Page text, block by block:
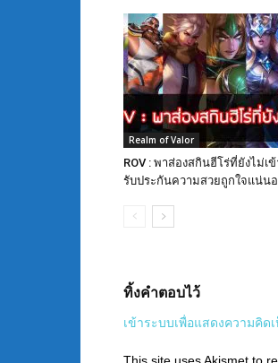
Realm of Valor
ROV : พาส่องสกินฮีโร่ที่ยังไม่เ
รับประกันความสวยถูกใจแน่น
ทิ้งคำตอบไว้
เข้าระบบเพื่อแสดงความคิด
This site uses Akismet to